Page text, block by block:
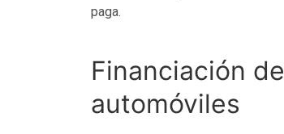
paga.
Financiación de
automóviles
о
ы
е
а